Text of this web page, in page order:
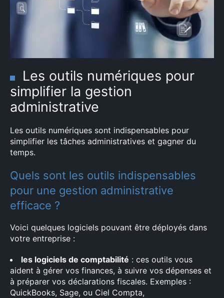
Les outils numériques pour
simplifier la gestion
administrative
Les outils numériques sont indispensables pour
simplifier les tâches administratives et gagner du
temps.
Quels sont les outils indispensables
pour une gestion administrative
efficace ?
Voici quelques logiciels pouvant être déployés dans
votre entreprise :
les logiciels de comptabilité : ces outils vous
aident à gérer vos finances, à suivre vos dépenses et
à préparer vos déclarations fiscales. Exemples :
QuickBooks, Sage, ou Ciel Compta,